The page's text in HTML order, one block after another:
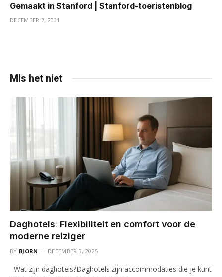
Gemaakt in Stanford | Stanford-toeristenblog
DECEMBER 7, 2021
Mis het niet
Daghotels: Flexibiliteit en comfort voor de
moderne reiziger
BY BJORN DECEMBER 3, 2025
Wat zijn daghotels?Daghotels zijn accommodaties die je kunt